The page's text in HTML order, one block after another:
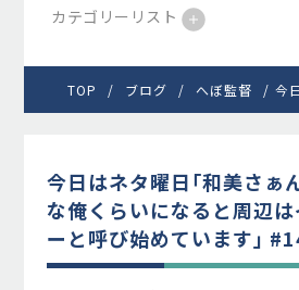
カテゴリーリスト
TOP ブログ へぼ監督 今
今日はネタ曜日｢和美さぁ
な俺くらいになると周辺
ーと呼び始めています｣